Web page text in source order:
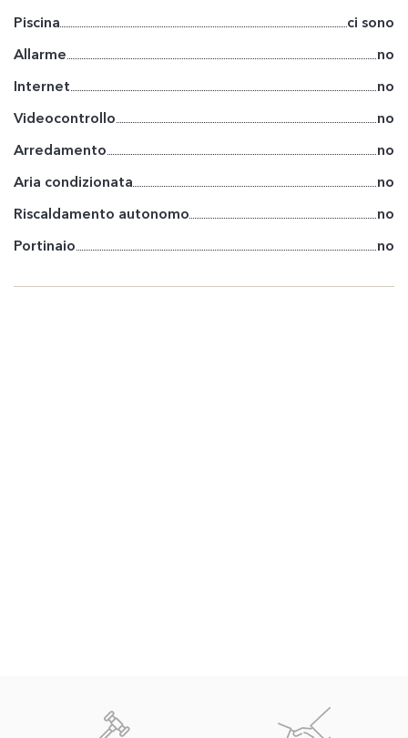
Piscina
ci sono
Allarme
no
Internet
no
Videocontrollo
no
Arredamento
no
Aria condizionata
no
Riscaldamento autonomo
no
Portinaio
no